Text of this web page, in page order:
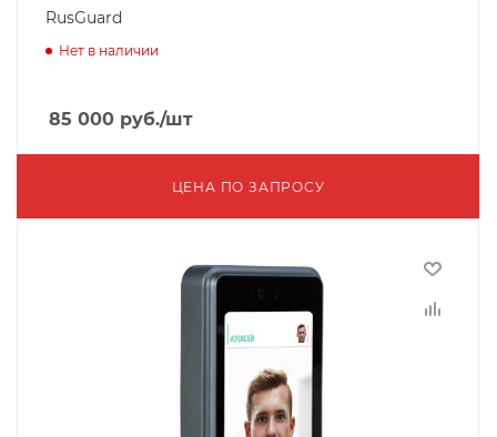
RusGuard
Нет в наличии
85 000 руб./шт
ЦЕНА ПО ЗАПРОСУ